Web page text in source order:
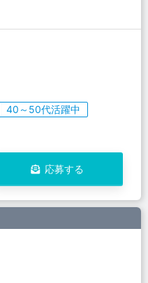
40～50代活躍中
応募する